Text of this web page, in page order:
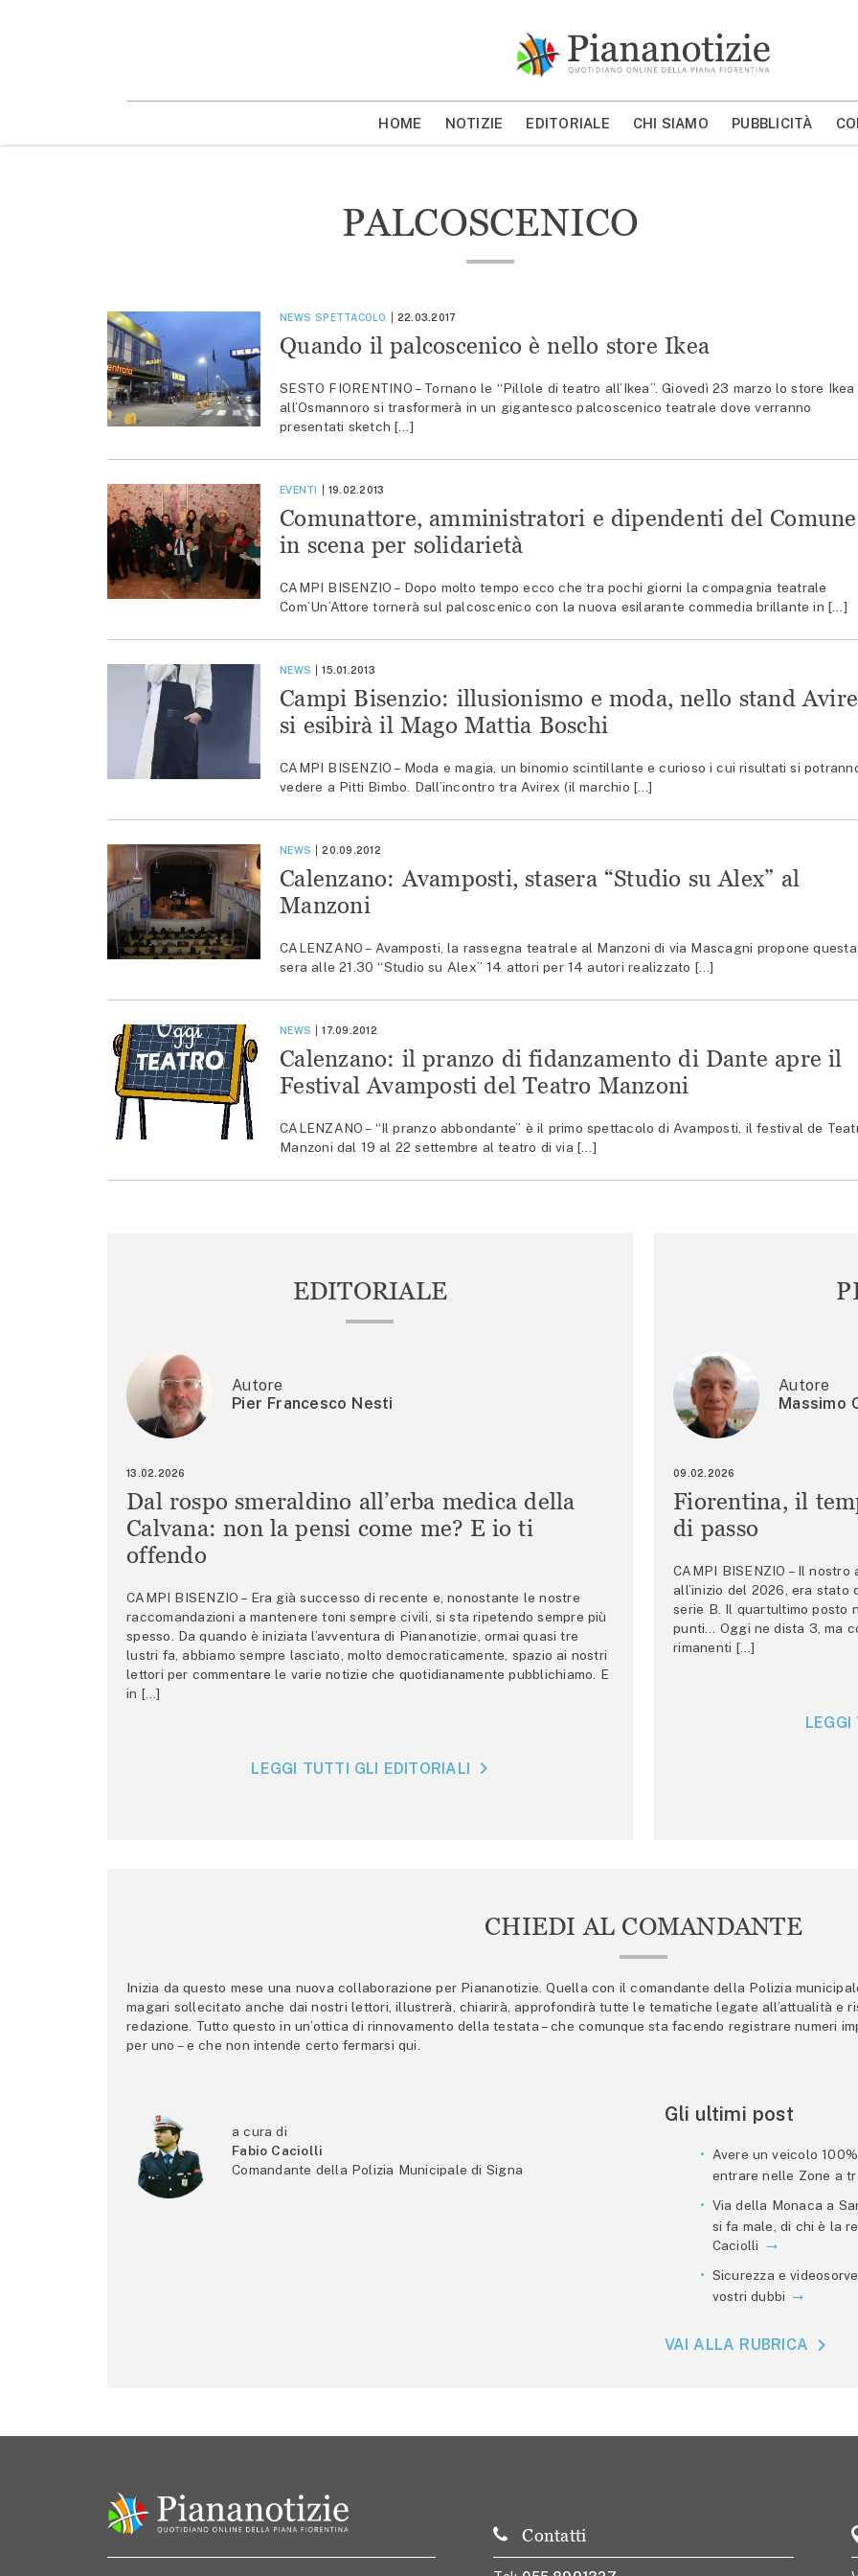
MOSTRA/NASCONDI CERCA
HOME NOTIZIE EDITORIALE CHI SIAMO PUBBLICITÀ
PALCOSCENICO
NEWS SPETTACOLO 22.03.2017
Quando il palcoscenico è nello store Ikea
SESTO FIORENTINO – Tornano le “Pillole di teatro all’Ikea”. Giovedì 23 marzo lo store Ikea
all’Osmannoro si trasformerà in un gigantesco palcoscenico teatrale dove verranno
presentati sketch […]
EVENTI 19.02.2013
Comunattore, amministratori e dipendenti del Comune
in scena per solidarietà
CAMPI BISENZIO – Dopo molto tempo ecco che tra pochi giorni la compagnia teatrale
Com’Un’Attore tornerà sul palcoscenico con la nuova esilarante commedia brillante in […]
NEWS 15.01.2013
Campi Bisenzio: illusionismo e moda, nello stand
si esibirà il Mago Mattia Boschi
CAMPI BISENZIO – Moda e magia, un binomio scintillante e curioso i cui risultati si
vedere a Pitti Bimbo. Dall’incontro tra Avirex (il marchio […]
NEWS 20.09.2012
Calenzano: Avamposti, stasera “Studio su Alex” al
Manzoni
CALENZANO – Avamposti, la rassegna teatrale al Manzoni di via Mascagni propone questa
sera alle 21.30 “Studio su Alex” 14 attori per 14 autori realizzato […]
NEWS 17.09.2012
Calenzano: il pranzo di fidanzamento di Dante apre il
Festival Avamposti del Teatro Manzoni
CALENZANO – “Il pranzo abbondante” è il primo spettacolo di Avamposti, il festival de
Manzoni dal 19 al 22 settembre al teatro di via […]
EDITORIALE
Autore
Pier Francesco Nesti
13.02.2026
Dal rospo smeraldino all’erba medica della
Calvana: non la pensi come me? E io ti
offendo
CAMPI BISENZIO – Era già successo di recente e, nonostante le nostre
raccomandazioni a mantenere toni sempre civili, si sta ripetendo sempre più
spesso. Da quando è iniziata l’avventura di Piananotizie, ormai quasi tre
lustri fa, abbiamo sempre lasciato, molto democraticamente, spazio ai nostri
lettori per commentare le varie notizie che quotidianamente pubblichiamo. E
in […]
LEGGI TUTTI GLI EDITORIALI
Autore
Massimo
09.02.2026
Fiorentina, il
di passo
CAMPI BISENZIO – Il
all’inizio del 2026, era stato
serie B. Il quartultimo posto
punti… Oggi ne dista 3, ma
rimanenti […]
CHIEDI AL COMANDANTE
Inizia da questo mese una nuova collaborazione per Piananotizie. Quella con il comandante della Polizia
magari sollecitato anche dai nostri lettori, illustrerà, chiarirà, approfondirà tutte le tematiche legate all’attualità e
redazione. Tutto questo in un’ottica di rinnovamento della testata – che comunque sta facendo registrare numeri
per uno – e che non intende certo fermarsi qui.
a cura di
Fabio Caciolli
Comandante della Polizia Municipale di Signa
Gli ultimi post
Avere un veicolo
entrare nelle Zone a
Via della Monaca a
si fa male, di chi è la
Caciolli
Sicurezza e
vostri dubbi
VAI ALLA RUBRICA
Contatti